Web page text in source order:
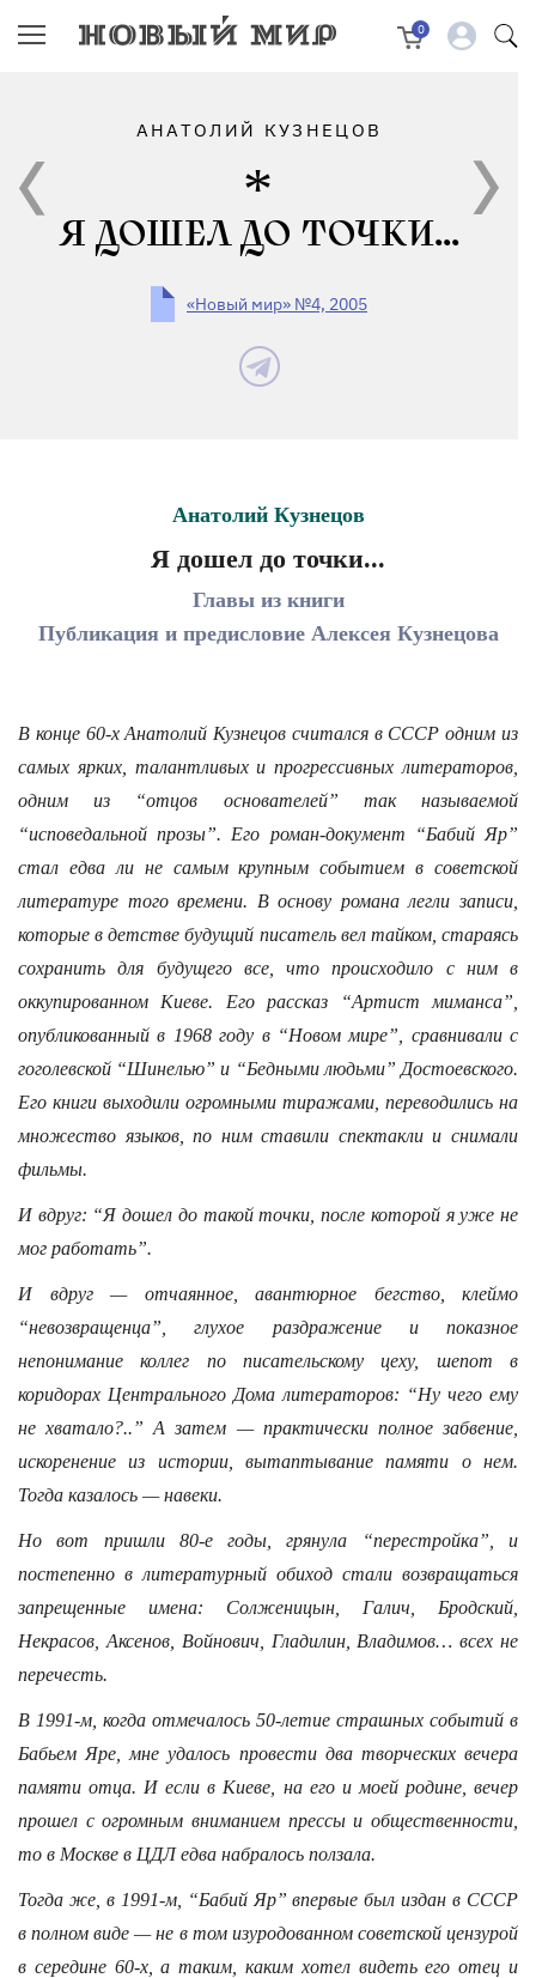
0
АНАТОЛИЙ КУЗНЕЦОВ
Я ДОШЕЛ ДО ТОЧКИ...
«Новый мир» №4, 2005
Анатолий Кузнецов
Я дошел до точки...
Главы из книги
Публикация и предисловие Алексея Кузнецова
В конце 60-х Анатолий Кузнецов считался в СССР одним из
самых ярких, талантливых и прогрессивных литераторов,
одним из “отцов основателей” так называемой
“исповедальной прозы”. Его роман-документ “Бабий Яр”
стал едва ли не самым крупным событием в советской
литературе того времени. В основу романа легли записи,
которые в детстве будущий писатель вел тайком, стараясь
сохранить для будущего все, что происходило с ним в
оккупированном Киеве. Его рассказ “Артист миманса”,
опубликованный в 1968 году в “Новом мире”, сравнивали с
гоголевской “Шинелью” и “Бедными людьми” Достоевского.
Его книги выходили огромными тиражами, переводились на
множество языков, по ним ставили спектакли и снимали
фильмы.
И вдруг: “Я дошел до такой точки, после которой я уже не
мог работать”.
И вдруг — отчаянное, авантюрное бегство, клеймо
“невозвращенца”, глухое раздражение и показное
непонимание коллег по писательскому цеху, шепот в
коридорах Центрального Дома литераторов: “Ну чего ему
не хватало?..” А затем — практически полное забвение,
искоренение из истории, вытаптывание памяти о нем.
Тогда казалось — навеки.
Но вот пришли 80-е годы, грянула “перестройка”, и
постепенно в литературный обиход стали возвращаться
запрещенные имена: Солженицын, Галич, Бродский,
Некрасов, Аксенов, Войнович, Гладилин, Владимов… всех не
перечесть.
В 1991-м, когда отмечалось 50-летие страшных событий в
Бабьем Яре, мне удалось провести два творческих вечера
памяти отца. И если в Киеве, на его и моей родине, вечер
прошел с огромным вниманием прессы и общественности,
то в Москве в ЦДЛ едва набралось ползала.
Тогда же, в 1991-м, “Бабий Яр” впервые был издан в СССР
в полном виде — не в том изуродованном советской цензурой
в середине 60-х, а таким, каким хотел видеть его отец и